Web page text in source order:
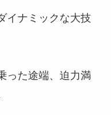
イナミックな大技
った途端、迫力満